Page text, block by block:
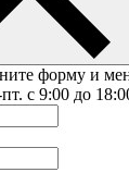
форму и
с 9:00 до